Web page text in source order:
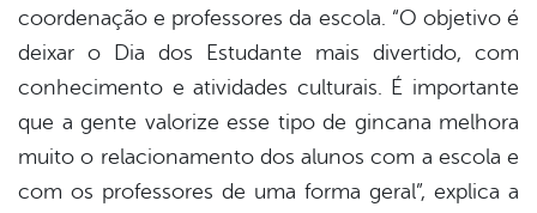
coordenação e professores da escola. “O objetivo é
deixar o Dia dos Estudante mais divertido, com
conhecimento e atividades culturais. É importante
que a gente valorize esse tipo de gincana melhora
muito o relacionamento dos alunos com a escola e
com os professores de uma forma geral”, explica a